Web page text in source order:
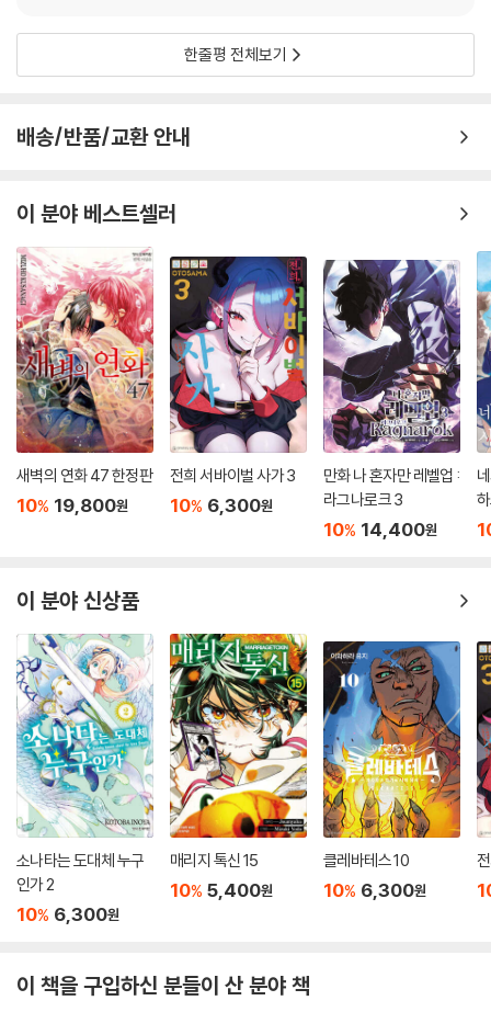
한줄평 전체보기
배송/반품/교환 안내
이 분야 베스트셀러
새벽의 연화 47 한정판
10% 19,800원
전희 서바이벌 사가 3
10% 6,300원
만화 나 혼자만 레벨업 :
라그나로크 3
10% 14,400원
이 분야 신상품
소나타는 도대체 누구
인가 2
10% 6,300원
매리지 톡신 15
10% 5,400원
클레바테스 10
10% 6,300원
이 책을 구입하신 분들이 산 분야 책